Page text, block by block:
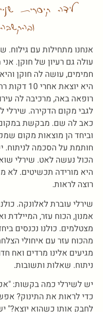
לידה קיסרית
אנחנו מתחילות עם גילוח.
עולה גם רעיון של חוקן.
חמימים, עושה לה חוקן
היא יוצאת
רופאה באה, מרכיבה לה
לגבי מקום הדקירה. שירלי
כאב לה שם. מבקשת
וביחד הן מוצאות מקום
חותמת על הסכמה לניתוח.
הכול נעשה לאט. שירלי
היא מורידה תכשיטים. לא
רוצה לראות.
שירלי עוברת לאלונקה.
אמנון, הכוח עזר, המיילדת
מצטלמים. כולנו נכנסים
מהכוח עזר עם איחולי
מגיעים אלינו מרדים ואח
ניתוח. שאלות ותשובות.
יש לשירלי כמה בקשות:
כדי לראות את התינוק?
לחבק אותו כשהוא יוצא?"